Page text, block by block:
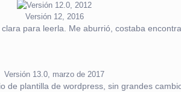
Versión 12, 2016
para leerla. Me aburrió, costaba
Versión 13.0, marzo de 2017
plantilla de wordpress, sin grandes